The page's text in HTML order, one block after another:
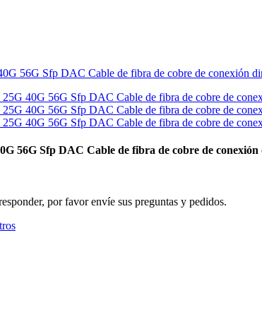
56G Sfp DAC Cable de fibra de cobre de
por favor envíe sus preguntas y pedidos.